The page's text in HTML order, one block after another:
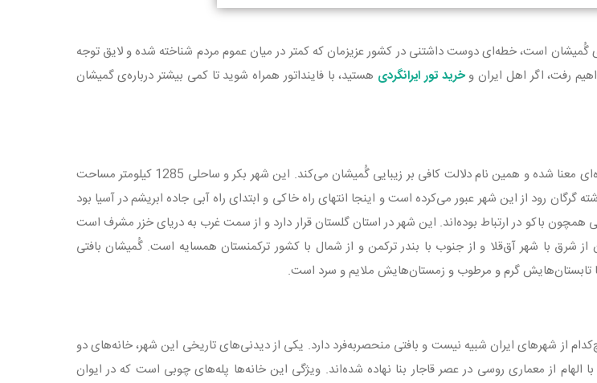
گُمیشان است، خطه‌ای دوست داشتنی در کشور عزیزمان که کمتر در میان عموم مردم شناخته شده و لایق توجه
رفت، اگر اهل ایران وخرید تور ایرانگردی هستید، با فاینداتور همراه شوید تا کمی بیشتر درباره‌ی گمیشان
کُمیش دَپه در زبان ترکمنی به تپه‌ی نقره‌ای معنا شده و همین نام دلالت کافی بر زیبایی گُمیشان می‌کند. این شهر بکر و ساحلی 1285 کیلومتر مساحت
گرگان رود از این شهر عبور می‌کرده است و اینجا انتهای راه خاکی و ابتدای راه آبی جاده ابریشم در آسیا بود
همچون باکو در ارتباط بوده‌اند. این شهر در استان گلستان قرار دارد و از سمت غرب به دریای خزر مشرف است
از شرق با شهر آق‌قلا و از جنوب با بندر ترکمن و از شمال با کشور ترکمنستان همسایه است. گُمیشان بافتی
تابستان‌هایش گرم و مرطوب و زمستان‌هایش ملایم و سرد است.
از شهرهای ایران شبیه نیست و بافتی منحصربه‌فرد دارد. یکی از دیدنی‌های تاریخی این شهر، خانه‌های دو
از معماری روسی در عصر قاجار بنا نهاده شده‌اند. ویژگی این خانه‌ها پله‌های چوبی است که در ایوان